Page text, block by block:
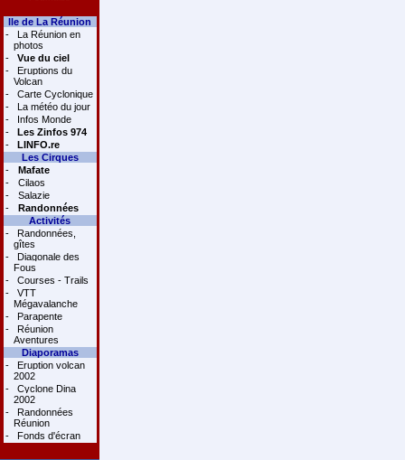
Ile de La Réunion
-
La Réunion en
photos
-
Vue du ciel
-
Eruptions du
Volcan
-
Carte Cyclonique
-
La météo du jour
-
Infos Monde
-
Les Zinfos 974
-
LINFO.re
Les Cirques
-
Mafate
-
Cilaos
-
Salazie
-
Randonnées
Activités
-
Randonnées,
gîtes
-
Diagonale des
Fous
-
Courses - Trails
-
VTT
Mégavalanche
-
Parapente
-
Réunion
Aventures
Diaporamas
-
Eruption volcan
2002
-
Cyclone Dina
2002
-
Randonnées
Réunion
-
Fonds d'écran